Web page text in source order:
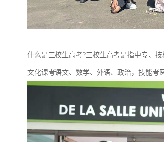
什么是三校生高考?三校生高考是指中专、
文化课考语文、数学、外语、政治，技能考